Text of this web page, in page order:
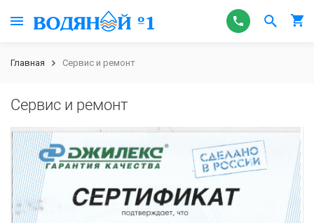
Главная Сервис и ремонт
Сервис и ремонт